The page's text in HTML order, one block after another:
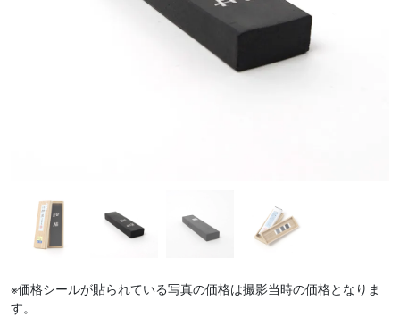
※価格シールが貼られている写真の価格は撮影当時の価格となりま
す。